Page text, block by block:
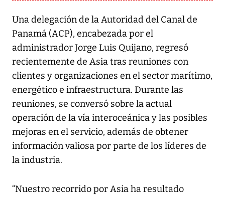
Una delegación de la Autoridad del Canal de
Panamá (ACP), encabezada por el
administrador Jorge Luis Quijano, regresó
recientemente de Asia tras reuniones con
clientes y organizaciones en el sector marítimo,
energético e infraestructura. Durante las
reuniones, se conversó sobre la actual
operación de la vía interoceánica y las posibles
mejoras en el servicio, además de obtener
información valiosa por parte de los líderes de
la industria.
“Nuestro recorrido por Asia ha resultado